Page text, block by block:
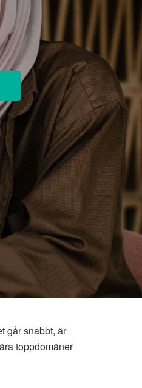
går snabbt, är
toppdomäner